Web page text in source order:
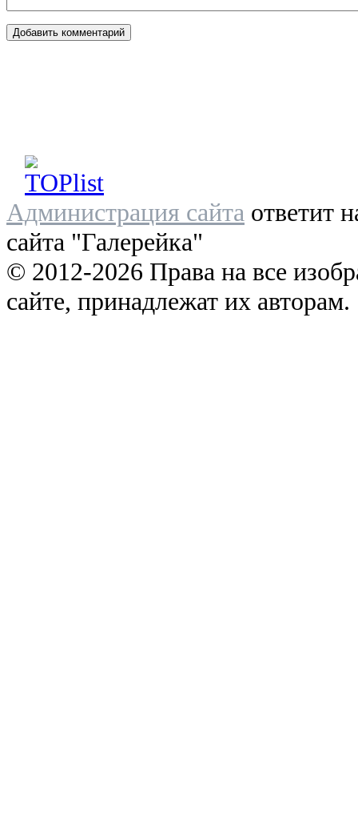
Администрация сайта ответит
сайта "Галерейка"
© 2012-2026 Права на все
сайте, принадлежат их авторам.